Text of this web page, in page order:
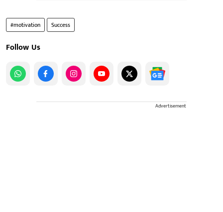
#motivation Success
Follow Us
Advertisement